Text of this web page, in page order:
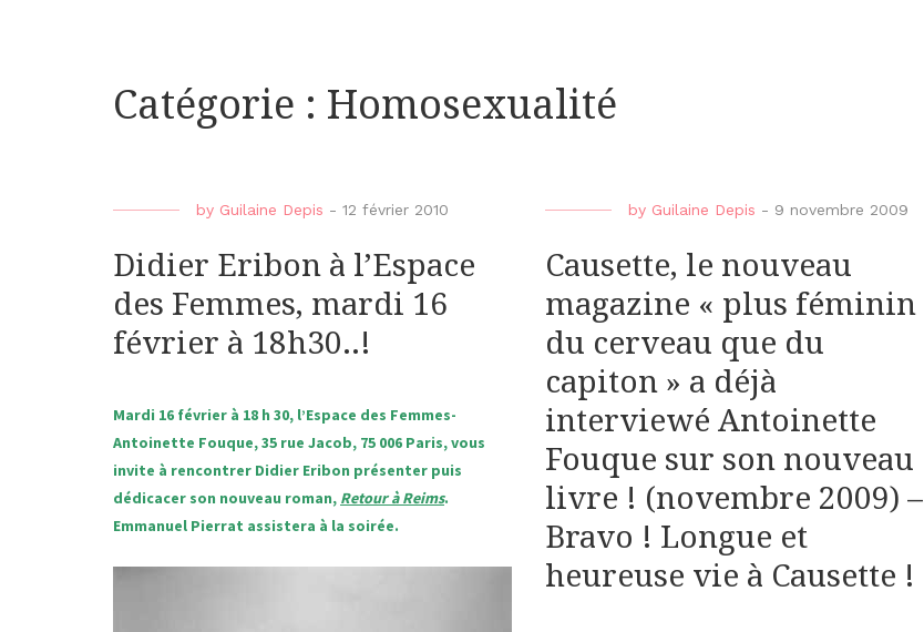
Catégorie : Homosexualité
by Guilaine Depis - 12 février 2010
Didier Eribon à l’Espace
des Femmes, mardi 16
février à 18h30..!
Mardi 16 février à 18 h 30, l’Espace des Femmes-
Antoinette Fouque, 35 rue Jacob, 75 006 Paris, vous
invite à rencontrer Didier Eribon présenter puis
dédicacer son nouveau roman, Retour à Reims.
Emmanuel Pierrat assistera à la soirée.
by Guilaine Depis - 9 novembre 2009
Causette, le nouveau
magazine « plus féminin
du cerveau que du
capiton » a déjà
interviewé Antoinette
Fouque sur son nouveau
livre ! (novembre 2009) –
Bravo ! Longue et
heureuse vie à Causette !